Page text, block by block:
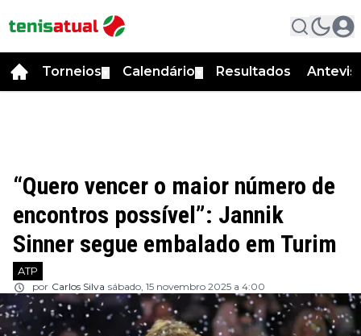
Torneios Calendário Resultados
“Quero vencer o maior número de
encontros possível”: Jannik
Sinner segue embalado em Turim
ATP
por Carlos Silva sábado, 15 novembro 2025 a 4:00